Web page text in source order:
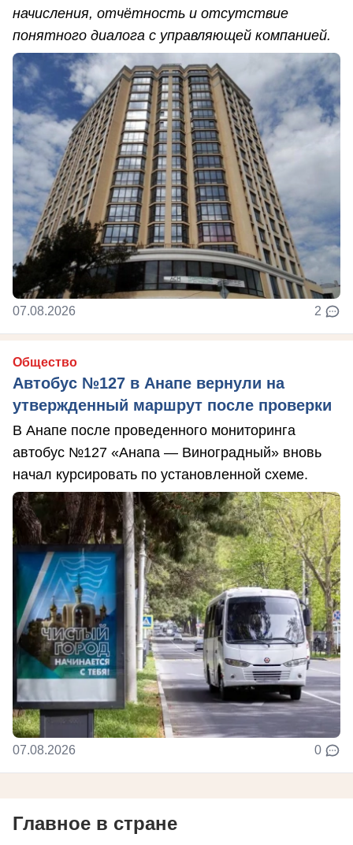
начисления, отчётность и отсутствие
понятного диалога с управляющей компанией.
07.08.2026 2
Общество
Автобус №127 в Анапе вернули на
утвержденный маршрут после проверки
В Анапе после проведенного мониторинга
автобус №127 «Анапа — Виноградный» вновь
начал курсировать по установленной схеме.
07.08.2026 0
Главное в стране